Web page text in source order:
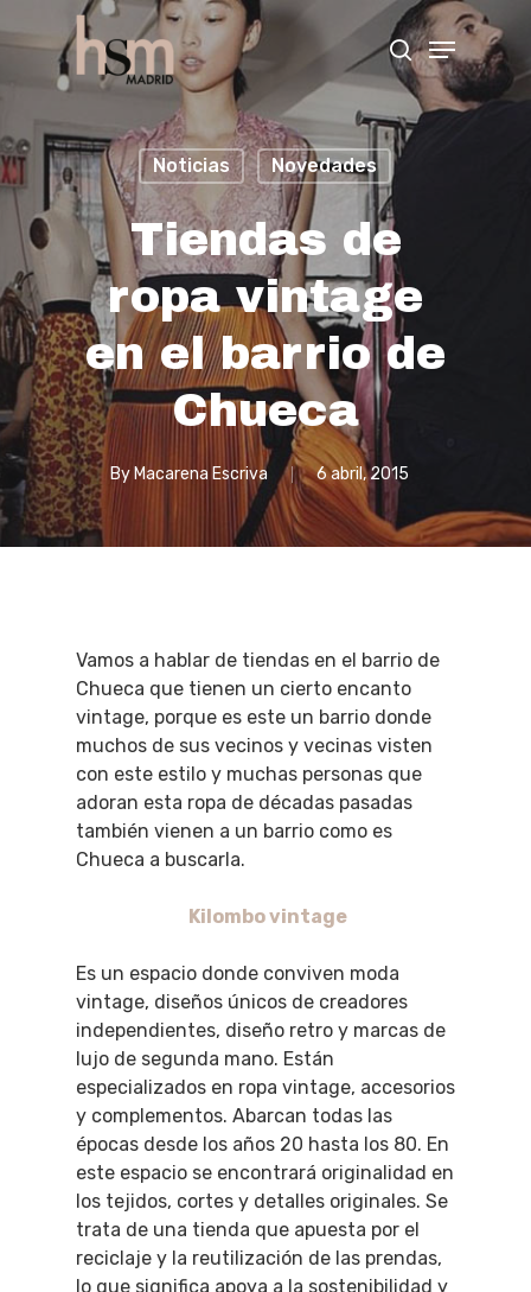
Hit enter to search or ESC to close
Noticias Novedades
Tiendas de
ropa vintage
en el barrio de
Chueca
By Macarena Escriva 6 abril, 2015
Vamos a hablar de tiendas en el barrio de
Chueca que tienen un cierto encanto
vintage, porque es este un barrio donde
muchos de sus vecinos y vecinas visten
con este estilo y muchas personas que
adoran esta ropa de décadas pasadas
también vienen a un barrio como es
Chueca a buscarla.
Kilombo vintage
Es un espacio donde conviven moda
vintage, diseños únicos de creadores
independientes, diseño retro y marcas de
lujo de segunda mano. Están
especializados en ropa vintage, accesorios
y complementos. Abarcan todas las
épocas desde los años 20 hasta los 80. En
este espacio se encontrará originalidad en
los tejidos, cortes y detalles originales. Se
trata de una tienda que apuesta por el
reciclaje y la reutilización de las prendas,
lo que significa apoya a la sostenibilidad y